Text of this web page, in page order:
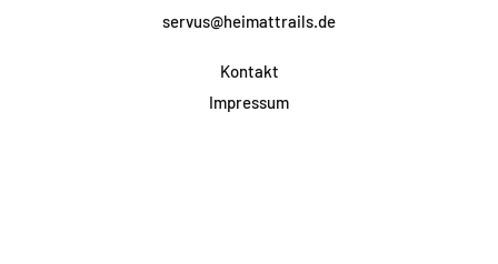
servus@heimattrails.de
Kontakt
Impressum